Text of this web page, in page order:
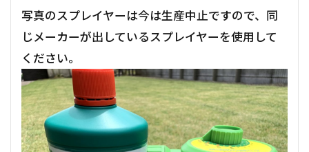
写真のスプレイヤーは今は生産中止ですので、同
じメーカーが出しているスプレイヤーを使用して
ください。